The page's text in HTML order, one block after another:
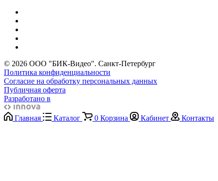
© 2026 ООО "БИК-Видео". Санкт-Петербург
Политика конфиденциальности
Согласие на обработку персональных данных
Публичная оферта
Разработано в
Главная Каталог 0 Корзина Кабинет Контакты